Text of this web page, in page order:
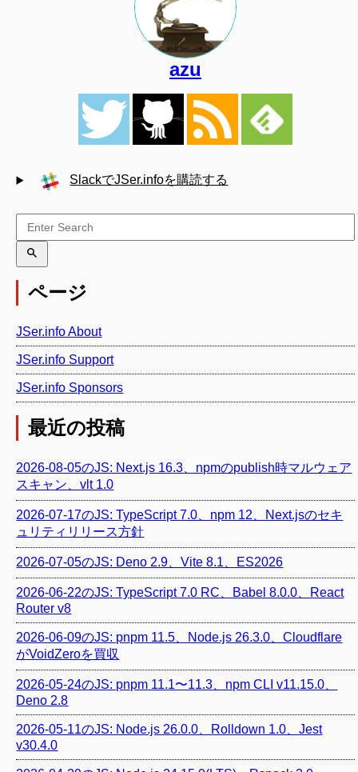
azu
SlackでJSer.infoを購読する
ページ
JSer.info About
JSer.info Support
JSer.info Sponsors
最近の投稿
2026-08-05のJS: Next.js 16.3、npmのpublish時マルウェア
スキャン、vlt 1.0
2026-07-17のJS: TypeScript 7.0、npm 12、Next.jsのセキ
ュリティリリース方針
2026-07-05のJS: Deno 2.9、Vite 8.1、ES2026
2026-06-22のJS: TypeScript 7.0 RC、Babel 8.0.0、React
Router v8
2026-06-09のJS: pnpm 11.5、Node.js 26.3.0、Cloudflare
がVoidZeroを買収
2026-05-24のJS: pnpm 11.1〜11.3、npm CLI v11.15.0、
Deno 2.8
2026-05-11のJS: Node.js 26.0.0、Rolldown 1.0、Jest
v30.4.0